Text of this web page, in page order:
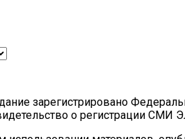
зарегистрировано
о регистрации